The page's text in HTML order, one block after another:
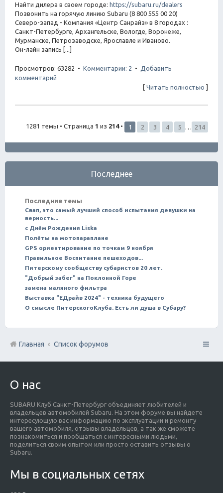
Найти дилера в своем городе: https://subaru.ru/dealers
Позвонить на горячую линию Subaru (8 800 555 00 20)
Северо-запад - Компания «Центр Санрайз» в 8 городах :
Санкт-Петербурге, Архангельске, Вологде, Воронеже,
Мурманске, Петрозаводске, Ярославле и Иваново.
Он-лайн запись [...]
Просмотров: 63282 • Комментарии: 2 •
Добавить
комментарий
[ Читать полностью ]
1281 темы • Страница 1 из 214• 1 2 3 4 5 214
Последнее
Последние темы
Свап, это самый лучший способ испытания девушки на
верность...
с Днём Рождения Liska
Полёты на мотопараплане
GPS ориентирование по точкам 9 ноября
Правильное Воспитание пешеходов...
Питерскому сообществу субаристов 20 лет.
"Добрый забег" на Поклонной Горе
замена маляного фильтра
Выставка "ЕДрайв 2024" - техника будущего
О смысле ПитерскогоКлуба. Есть ли душа в Субару?
Главная Список форумов
О нас
SUBARU Клуб Санкт-Петербург объединяет любителей и
владельцев автомобилей Subaru. На этом форуме вы найдете
интересующую вас информацию по эксплуатации и ремонту
вашего автомобиля, отзывы владельцев, а так же сможете
познакомиться и пообщаться с интересными людьми,
поделиться своим опытом или просто оставить отзывы о
Subaru.
Мы в социальных сетях